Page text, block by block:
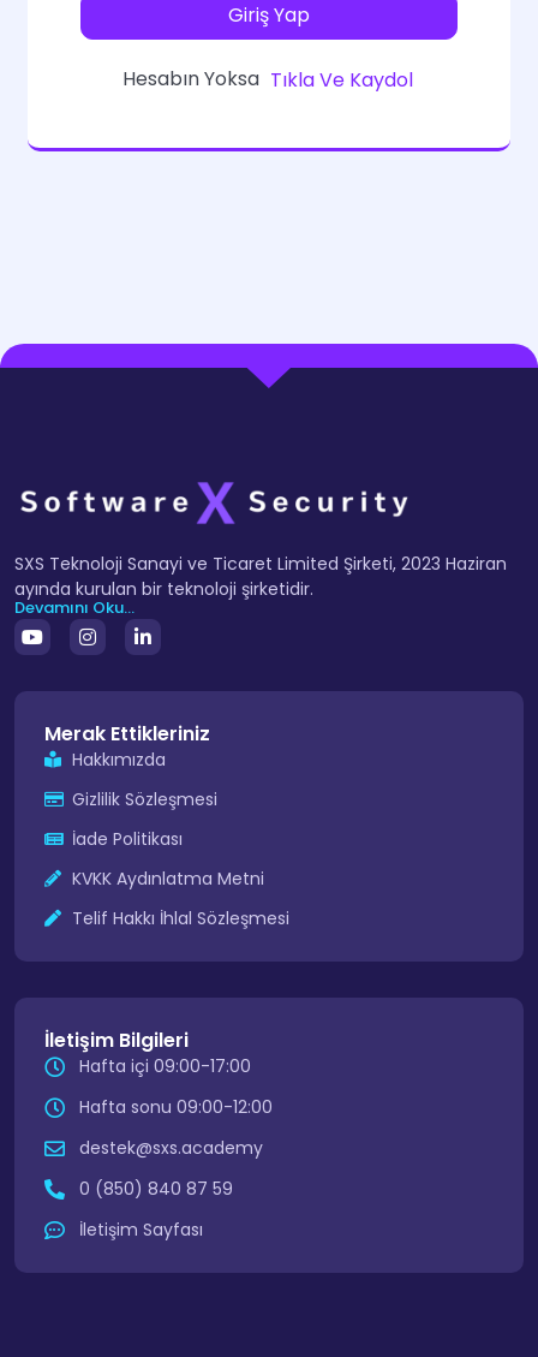
Giriş Yap
Hesabın Yoksa Tıkla Ve Kaydol
SXS Teknoloji Sanayi ve Ticaret Limited Şirketi, 2023 Haziran
ayında kurulan bir teknoloji şirketidir.
Devamını Oku...
Merak Ettikleriniz
Hakkımızda
Gizlilik Sözleşmesi
İade Politikası
KVKK Aydınlatma Metni
Telif Hakkı İhlal Sözleşmesi
İletişim Bilgileri
Hafta içi 09:00-17:00
Hafta sonu 09:00-12:00
destek@sxs.academy
0 (850) 840 87 59
İletişim Sayfası